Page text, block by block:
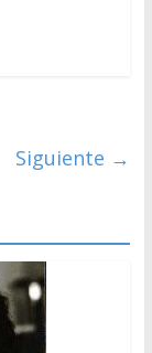
Siguiente →